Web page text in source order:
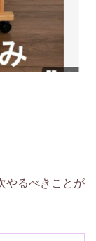
やるべきことが